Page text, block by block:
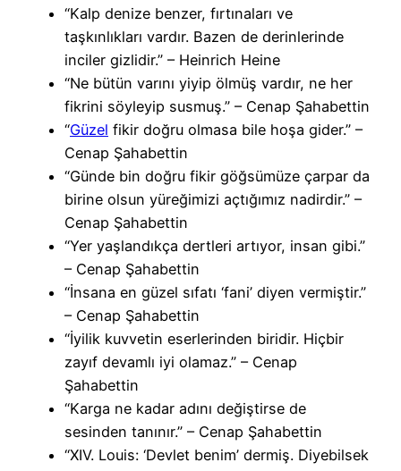
“Kalp denize benzer, fırtınaları ve
taşkınlıkları vardır. Bazen de derinlerinde
inciler gizlidir.” – Heinrich Heine
“Ne bütün varını yiyip ölmüş vardır, ne her
fikrini söyleyip susmuş.” – Cenap Şahabettin
“Güzel fikir doğru olmasa bile hoşa gider.” –
Cenap Şahabettin
“Günde bin doğru fikir göğsümüze çarpar da
birine olsun yüreğimizi açtığımız nadirdir.” –
Cenap Şahabettin
“Yer yaşlandıkça dertleri artıyor, insan gibi.”
– Cenap Şahabettin
“İnsana en güzel sıfatı ‘fani’ diyen vermiştir.”
– Cenap Şahabettin
“İyilik kuvvetin eserlerinden biridir. Hiçbir
zayıf devamlı iyi olamaz.” – Cenap
Şahabettin
“Karga ne kadar adını değiştirse de
sesinden tanınır.” – Cenap Şahabettin
“XIV. Louis: ‘Devlet benim’ dermiş. Diyebilsek